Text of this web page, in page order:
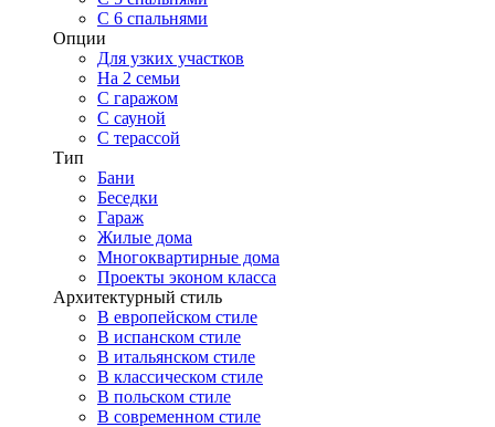
С 6 спальнями
Опции
Для узких участков
На 2 семьи
С гаражом
С сауной
С терассой
Тип
Бани
Беседки
Гараж
Жилые дома
Многоквартирные дома
Проекты эконом класса
Архитектурный стиль
В европейском стиле
В испанском стиле
В итальянском стиле
В классическом стиле
В польском стиле
В современном стиле